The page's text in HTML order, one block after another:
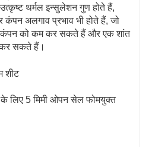
थर्मल इन्सुलेशन गुण होते हैं,
अलगाव प्रभाव भी होते हैं, जो
कंपन को कम कर सकते हैं और एक शांत
कर सकते हैं।